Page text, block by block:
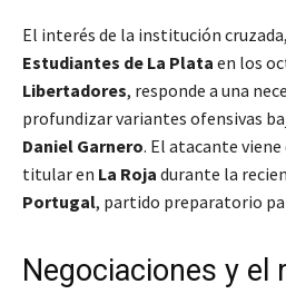
El interés de la institución
Estudiantes de La Plata en los
Libertadores, responde a una
profundizar variantes ofensivas
Daniel Garnero. El atacante
titular en La Roja durante la
Portugal, partido preparatorio
Negociaciones y el